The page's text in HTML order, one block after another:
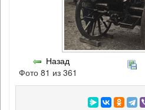
Назад
Фото 81 из 361